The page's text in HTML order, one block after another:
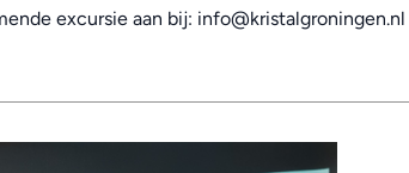
excursie aan bij: info@kristalgroningen.nl